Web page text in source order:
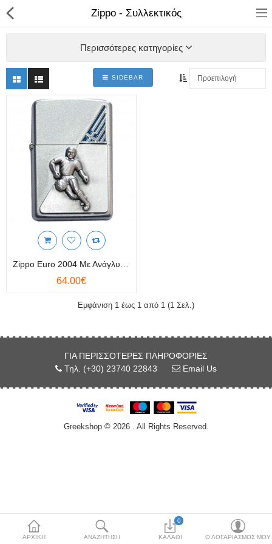
Categories
Αγάλματα
Αναπτήρες
Βιβλία - Ημερ/για - Χάρτες
Καλλυντικά
Κεραμικά Ελληνικά
Κόσμημα
Μπλούζες & Μάσκα
Μπρελόκ
Νομίσματα & Γραμματόσημα
Σφουγγάρια θαλάσσης
ΑΡΧΙΚΉ ΑΝΑΖΉΤΗΣΗ
0
ΚΑΛΆΘΙ Ο ΛΟΓΑΡΙΑΣΜΌΣ ΜΟΥ
Zippo - Συλλεκτικός
Περισσότερες κατηγορίες
SIDEBAR
64.00€
Εμφάνιση 1 έως 1 από 1 (1 Σελ.)
ΓΙΑ ΠΕΡΙΣΣΌΤΕΡΕΣ ΠΛΗΡΟΦΟΡΊΕΣ
Τηλ. (+30) 23740 22843
Email Us
Greekshop © 2026 . All Rights Reserved.